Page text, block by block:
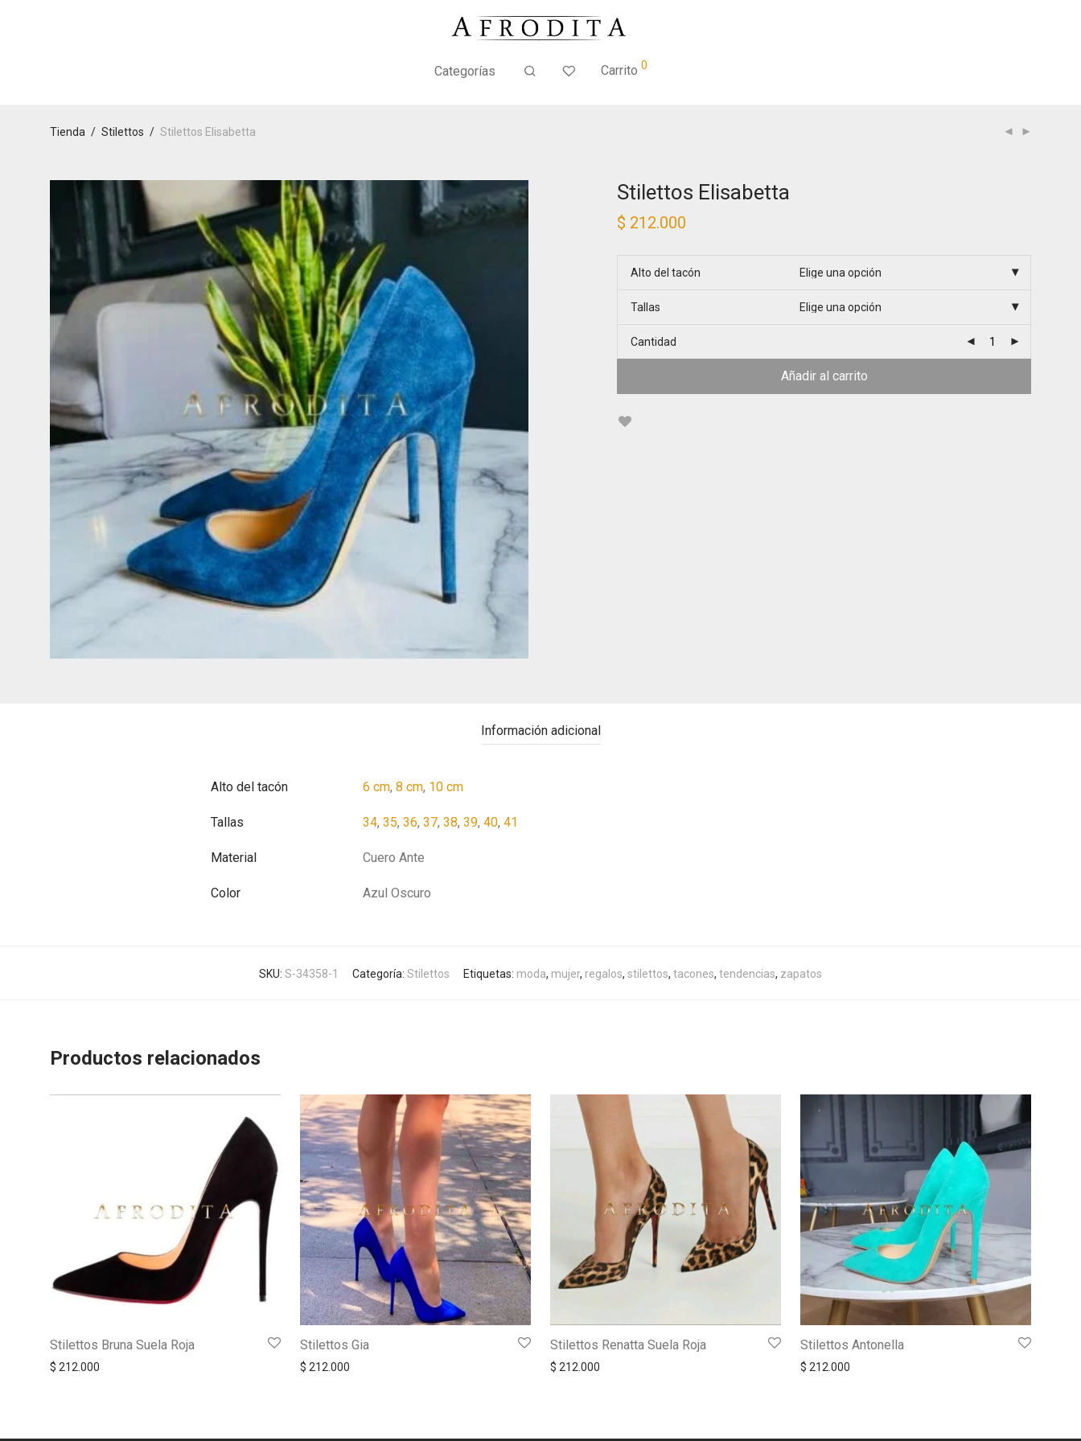
Categorías Carrito 0
Tienda / Stilettos / Stilettos Elisabetta
Stilettos Elisabetta
$ 212.000
Alto del tacón
Tallas
Cantidad
Añadir al carrito
Información adicional
Alto del tacón 6 cm, 8 cm, 10 cm
Tallas 34, 35, 36, 37, 38, 39, 40, 41
Material Cuero Ante
Color Azul Oscuro
SKU: S-34358-1 Categoría: Stilettos Etiquetas: moda, mujer, regalos, stilettos, tacones, tendencias, zapatos
Productos relacionados
Stilettos Bruna Suela Roja
$ 212.000
Stilettos Gia
$ 212.000
Stilettos Renatta Suela Roja
$ 212.000
Stilettos Antonella
$ 212.000